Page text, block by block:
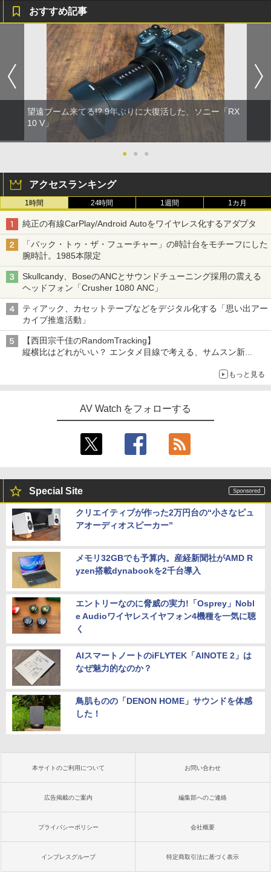
おすすめ記事
望遠ブーム来てる!? 9年ぶりに大復活した、ソニー「RX
10 V」
● ● ●
アクセスランキング
1時間 24時間 1週間 1カ月
純正の有線CarPlay/Android Autoをワイヤレス化するアダプタ
「バック・トゥ・ザ・フューチャー」の時計台をモチーフにした
腕時計。1985本限定
Skullcandy、BoseのANCとサウンドチューニング採用の震える
ヘッドフォン「Crusher 1080 ANC」
ティアック、カセットテープなどをデジタル化する「思い出アー
カイブ推進活動」
【西田宗千佳のRandomTracking】
縦横比はどれがいい？ エンタメ目線で考える、サムスン新
もっと見る
AV Watch をフォローする
Special Site
クリエイティブが作った2万円台の“小さなピュ
アオーディオスピーカー”
メモリ32GBでも予算内。産経新聞社がAMD R
yzen搭載dynabookを2千台導入
エントリーなのに脅威の実力!「Osprey」Nobl
e Audioワイヤレスイヤフォン4機種を一気に聴
く
AIスマートノートのiFLYTEK「AINOTE 2」は
なぜ魅力的なのか？
鳥肌ものの「DENON HOME」サウンドを体感
した！
本サイトのご利用について お問い合わせ
広告掲載のご案内 編集部へのご連絡
プライバシーポリシー 会社概要
インプレスグループ 特定商取引法に基づく表示